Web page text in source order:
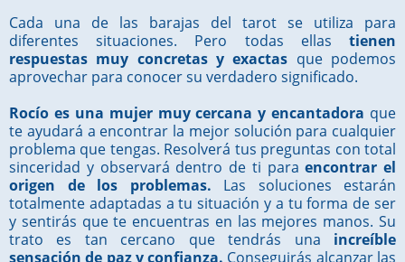
Cada una de las barajas del tarot se utiliza para
diferentes situaciones. Pero todas ellas tienen
respuestas muy concretas y exactas que podemos
aprovechar para conocer su verdadero significado.
Rocío es una mujer muy cercana y encantadora que
te ayudará a encontrar la mejor solución para cualquier
problema que tengas. Resolverá tus preguntas con total
sinceridad y observará dentro de ti paraencontrar el
origen de los problemas. Las soluciones estarán
totalmente adaptadas a tu situación y a tu forma de ser
y sentirás que te encuentras en las mejores manos. Su
trato es tan cercano que tendrás una increíble
sensación de paz y confianza. Conseguirás alcanzar las